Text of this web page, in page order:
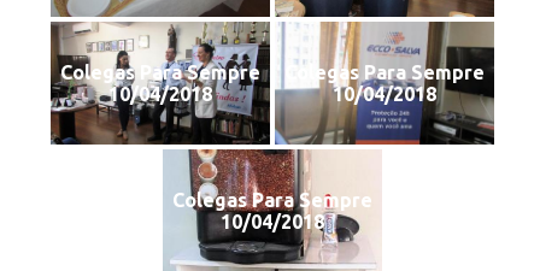
Colegas Para Sempre
10/04/2018
Colegas Para Sempre
10/04/2018
Colegas Para Sempre
10/04/2018